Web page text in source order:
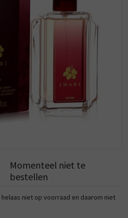
Momenteel niet te
bestellen
niet op voorraad en daarom niet